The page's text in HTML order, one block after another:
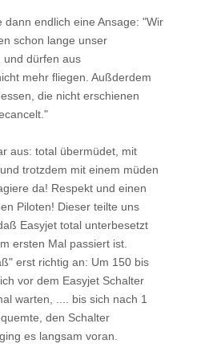
dann endlich eine Ansage: "Wir
schon lange unser
und dürfen aus
mehr fliegen. Außderdem
die nicht erschienen
aus: total übermüdet, mit
trotzdem mit einem müden
da! Respekt und einen
Piloten! Dieser teilte uns
Easyjet total unterbesetzt
ersten Mal passiert ist.
erst richtig an: Um 150 bis
vor dem Easyjet Schalter
warten, .... bis sich nach 1
den Schalter
es langsam voran.